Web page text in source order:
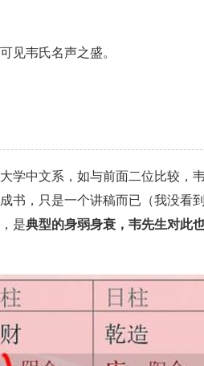
见韦氏名声之盛。
学中文系，如与前面二位比较，
书，只是一个讲稿而已（我没看
是典型的身弱身衰，韦先生对此